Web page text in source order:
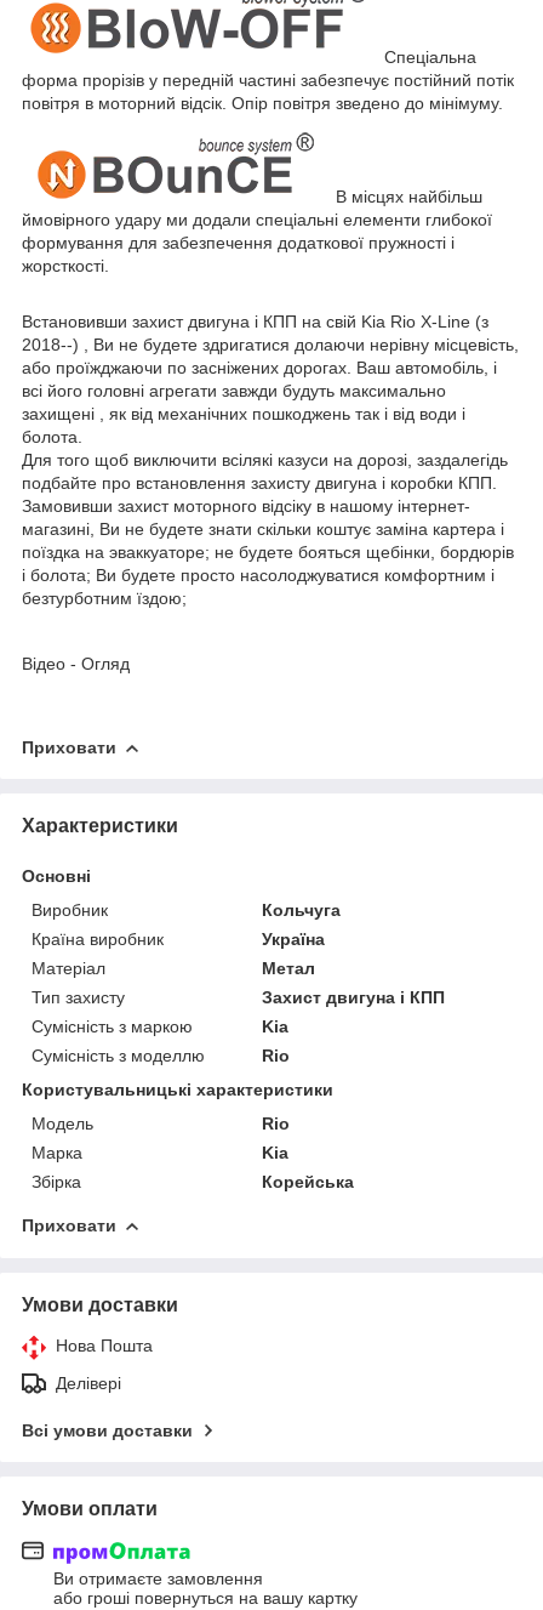
Спеціальна
форма прорізів у передній частині забезпечує постійний потік
повітря в моторний відсік. Опір повітря зведено до мінімуму.
В місцях найбільш
ймовірного удару ми додали спеціальні елементи глибокої
формування для забезпечення додаткової пружності і
жорсткості.
Встановивши захист двигуна і КПП на свій Kia Rio X-Line (з
2018--) , Ви не будете здригатися долаючи нерівну місцевість,
або проїжджаючи по засніжених дорогах. Ваш автомобіль, і
всі його головні агрегати завжди будуть максимально
захищені , як від механічних пошкоджень так і від води і
болота.
Для того щоб виключити всілякі казуси на дорозі, заздалегідь
подбайте про встановлення захисту двигуна і коробки КПП.
Замовивши захист моторного відсіку в нашому інтернет-
магазині, Ви не будете знати скільки коштує заміна картера і
поїздка на эваккуаторе; не будете бояться щебінки, бордюрів
і болота; Ви будете просто насолоджуватися комфортним і
безтурботним їздою;
Відео - Огляд
Приховати
Характеристики
Основні
Виробник
Кольчуга
Країна виробник
Україна
Матеріал
Метал
Тип захисту
Захист двигуна і КПП
Сумісність з маркою
Kia
Сумісність з моделлю
Rio
Користувальницькі характеристики
Модель
Rio
Марка
Kia
Збірка
Корейська
Приховати
Умови доставки
Нова Пошта
Делівері
Всі умови доставки
Умови оплати
Ви отримаєте замовлення
або гроші повернуться на вашу картку